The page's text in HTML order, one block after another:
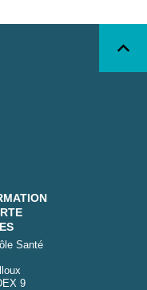
Santé
9